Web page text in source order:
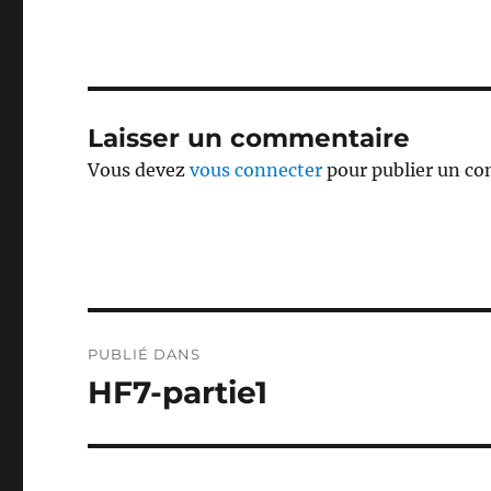
Laisser un commentaire
Vous devezvous connecter pour publier un
de
PUBLIÉ DANS
HF7-partie1